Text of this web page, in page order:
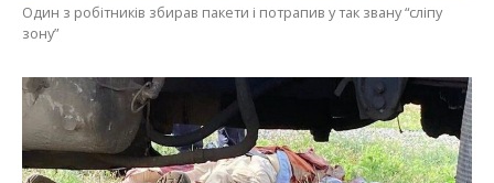
Один з робітників збирав пакети і потрапив у так звану “сліпу
зону”